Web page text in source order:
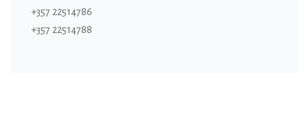
+357 22514786
+357 22514788